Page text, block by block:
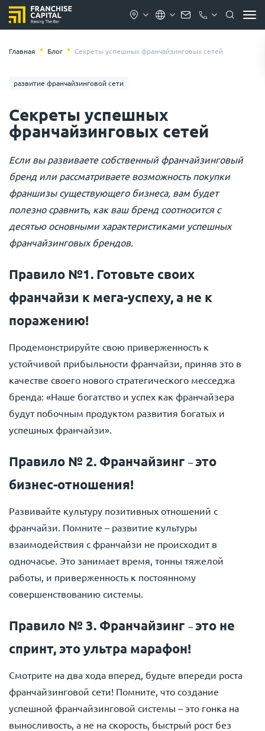
Главная Блог Секреты успешных франчайзинговых сетей
развитие франчайзинговой сети
Секреты успешных
франчайзинговых сетей
Если вы развиваете собственный франчайзинговый
бренд или рассматриваете возможность покупки
франшизы существующего бизнеса, вам будет
полезно сравнить, как ваш бренд соотносится с
десятью основными характеристиками успешных
франчайзинговых брендов.
Правило №1. Готовьте своих
франчайзи к мега-успеху, а не к
поражению!
Продемонстрируйте свою приверженность к
устойчивой прибыльности франчайзи, приняв это в
качестве своего нового стратегического месседжа
бренда: «Наше богатство и успех как франчайзера
будут побочным продуктом развития богатых и
успешных франчайзи».
Правило № 2. Франчайзинг –это
бизнес-отношения!
Развивайте культуру позитивных отношений с
франчайзи. Помните – развитие культуры
взаимодействия с франчайзи не происходит в
одночасье. Это занимает время, тонны тяжелой
работы, и приверженность к постоянному
совершенствованию системы.
Правило № 3. Франчайзинг –это не
спринт, это ультра марафон!
Смотрите на два хода вперед, будьте впереди роста
франчайзинговой сети! Помните, что создание
успешной франчайзинговой системы – это гонка на
выносливость, а не на скорость, быстрый рост без